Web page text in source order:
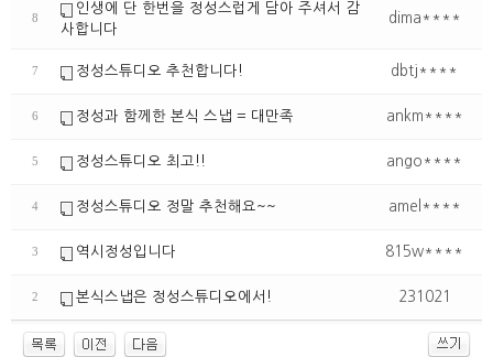
8
인생에 단 한번을 정성스럽게 담아 주셔서 감
사합니다
dima****
7 정성스튜디오 추천합니다! dbtj****
6 정성과 함께한 본식 스냅 = 대만족 ankm****
5 정성스튜디오 최고!! ango****
4 정성스튜디오 정말 추천해요~~ amel****
3 역시정성입니다 815w****
2 본식스냅은 정성스튜디오에서! 231021